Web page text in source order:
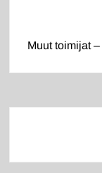
Muut toimijat